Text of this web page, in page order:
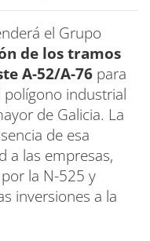
el Grupo
de los tramos
A-52/A-76 para
industrial
de Galicia. La
de esa
a las empresas,
la N-525 y
inversiones a la